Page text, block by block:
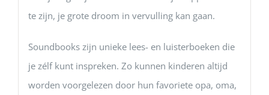
te zijn, je grote droom in vervulling kan gaan.
Soundbooks zijn unieke lees- en luisterboeken die
je zélf kunt inspreken. Zo kunnen kinderen altijd
worden voorgelezen door hun favoriete opa, oma,